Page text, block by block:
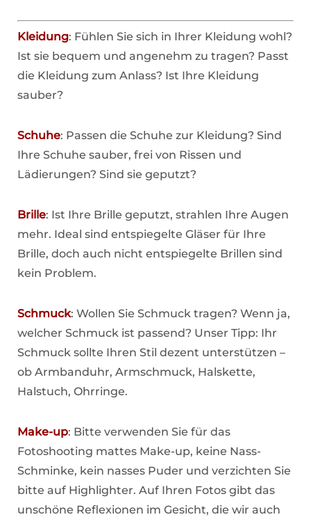
Kleidung: Fühlen Sie sich in Ihrer Kleidung wohl?
Ist sie bequem und angenehm zu tragen? Passt
die Kleidung zum Anlass? Ist Ihre Kleidung
sauber?
Schuhe: Passen die Schuhe zur Kleidung? Sind
Ihre Schuhe sauber, frei von Rissen und
Lädierungen? Sind sie geputzt?
Brille: Ist Ihre Brille geputzt, strahlen Ihre Augen
mehr. Ideal sind entspiegelte Gläser für Ihre
Brille, doch auch nicht entspiegelte Brillen sind
kein Problem.
Schmuck: Wollen Sie Schmuck tragen? Wenn ja,
welcher Schmuck ist passend? Unser Tipp: Ihr
Schmuck sollte Ihren Stil dezent unterstützen –
ob Armbanduhr, Armschmuck, Halskette,
Halstuch, Ohrringe.
Make-up: Bitte verwenden Sie für das
Fotoshooting mattes Make-up, keine Nass-
Schminke, kein nasses Puder und verzichten Sie
bitte auf Highlighter. Auf Ihren Fotos gibt das
unschöne Reflexionen im Gesicht, die wir auch